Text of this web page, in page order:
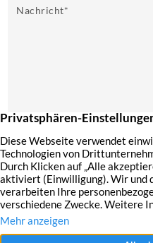
Nachricht*